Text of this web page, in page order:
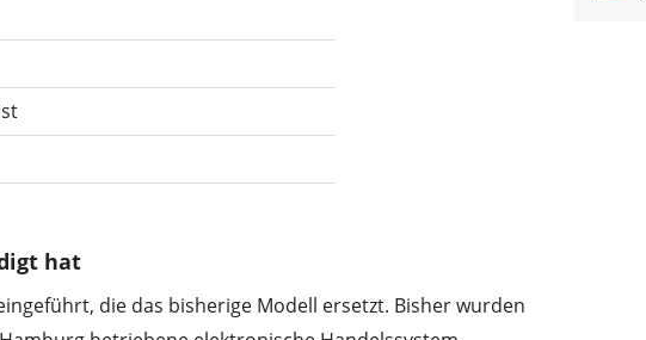
hat
die das bisherige Modell ersetzt. Bisher wurden